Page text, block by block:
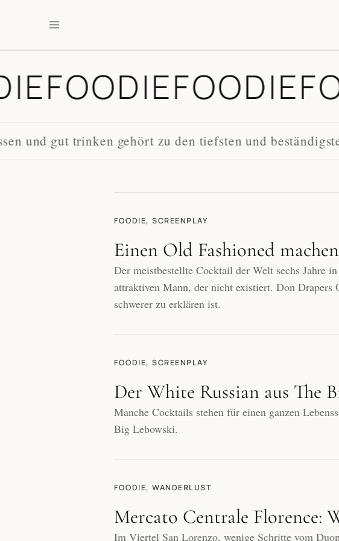
FOODIEFOODIE
und gut trinken gehört zu den tiefsten und
FOODIE, SCREENPLAY
Einen Old Fashioned
Der meistbestellte Cocktail der Welt sechs Jahre
attraktiven Mann, der nicht existiert. Don Drapers
schwerer zu erklären ist.
FOODIE, SCREENPLAY
Der White Russian aus The
Manche Cocktails stehen für einen ganzen
Big Lebowski.
FOODIE, WANDERLUST
Mercato Centrale Florence:
Im Viertel San Lorenzo, wenige Schritte vom